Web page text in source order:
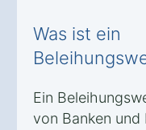
Was ist ein
Ein
von Banken und